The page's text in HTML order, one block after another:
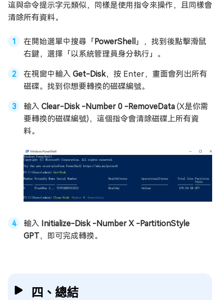
這與命令提示字元類似，同樣是使用指令來操作，且同樣會
清除所有資料。
在開始選單中搜尋「 PowerShell 」，找到後點擊滑鼠
右鍵，選擇「以系統管理員身分執行」。
在視窗中輸入 Get-Disk，按 Enter，畫面會列出所有
磁碟。找到你想要轉換的磁碟編號。
輸入 Clear-Disk -Number 0 -RemoveData (X是你需
要轉換的磁碟編號)，這個指令會清除磁碟上所有資
料。
輸入 Initialize-Disk -Number X -PartitionStyle
GPT，即可完成轉換。
四、總結